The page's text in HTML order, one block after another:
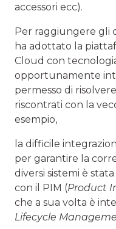
accessori ecc).
Per raggiungere gli
ha adottato la
Cloud con
opportunamente
permesso di
riscontrati con la
esempio,
la difficile
per garantire la
diversi sistemi è
con il PIM (Product
che a sua volta è
Lifecycle